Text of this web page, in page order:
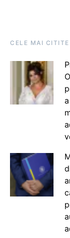
CELE MAI